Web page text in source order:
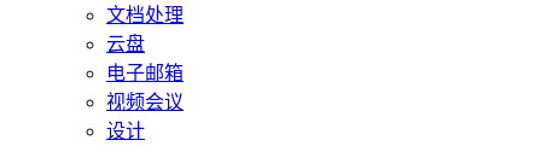
文档处理
云盘
电子邮箱
视频会议
设计